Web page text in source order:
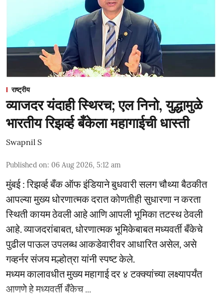
राष्ट्रीय
व्याजदर यंदाही स्थिरच; एल निनो, युद्धामुळे
भारतीय रिझर्व्ह बँकेला महागाईची धास्ती
Swapnil S
Published on: 06 Aug 2026, 5:12 am
मुंबई : रिझर्व्ह बँक ऑफ इंडियाने बुधवारी सलग चौथ्या बैठकीत
आपल्या मुख्य धोरणात्मक दरात कोणतीही सुधारणा न करता
स्थिती कायम ठेवली आहे आणि आपली भूमिका तटस्थ ठेवली
आहे. व्याजदरांबाबत, धोरणात्मक भूमिकेबाबत मध्यवर्ती बँकेचे
पुढील पाऊल उपलब्ध आकडेवारीवर आधारित असेल, असे
गव्हर्नर संजय मल्होत्रा यांनी स्पष्ट केले.
मध्यम कालावधीत मुख्य महागाई दर ४ टक्क्यांच्या लक्ष्यापर्यंत
आणणे हे मध्यवर्ती बँकेच ...